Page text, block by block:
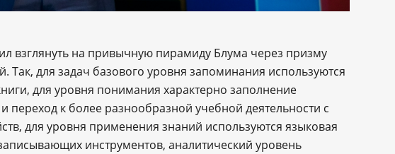
взглянуть на привычную пирамиду Блума через призму
Так, для задач базового уровня запоминания используются
для уровня понимания характерно заполнение
переход к более разнообразной учебной деятельности с
для уровня применения знаний используются языковая
инструментов, аналитический уровень